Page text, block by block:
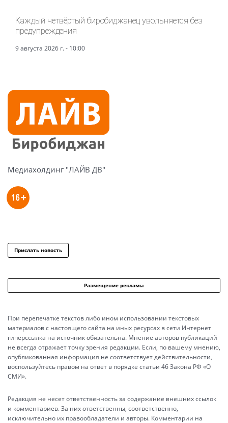
Каждый четвёртый биробиджанец увольняется без
предупреждения
9 августа 2026 г. - 10:00
Медиахолдинг "ЛАЙВ ДВ"
Прислать новость
Размещение рекламы
При перепечатке текстов либо ином использовании текстовых
материалов с настоящего сайта на иных ресурсах в сети Интернет
гиперссылка на источник обязательна. Мнение авторов публикаций
не всегда отражает точку зрения редакции. Если, по вашему мнению,
опубликованная информация не соответствует действительности,
воспользуйтесь правом на ответ в порядке статьи 46 Закона РФ «О
СМИ».
Редакция не несет ответственность за содержание внешних ссылок
и комментариев. За них ответственны, соответственно,
исключительно их правообладатели и авторы. Комментарии на